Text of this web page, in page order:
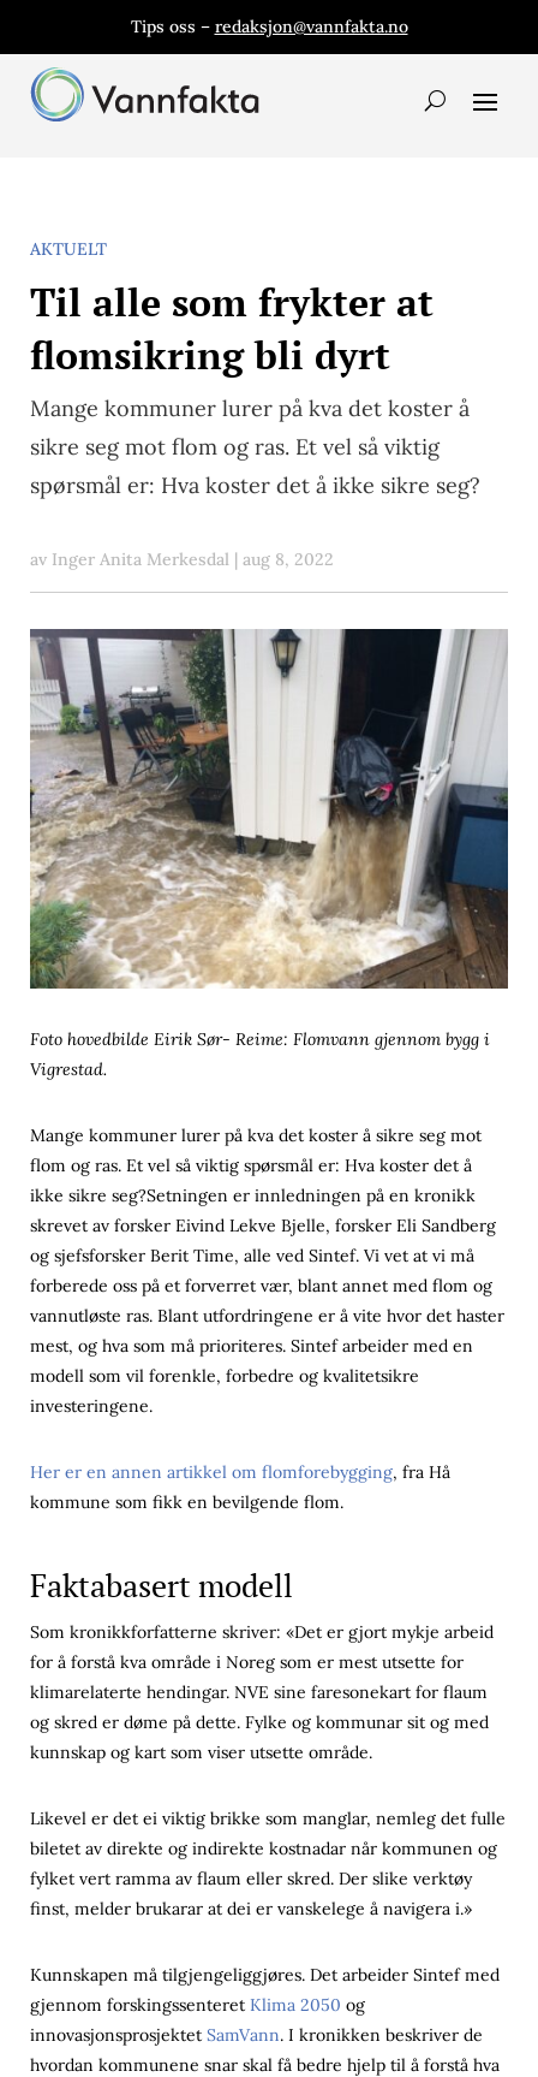
Tips oss – redaksjon@vannfakta.no
AKTUELT
Til alle som frykter at
flomsikring bli dyrt
Mange kommuner lurer på kva det koster å
sikre seg mot flom og ras. Et vel så viktig
spørsmål er: Hva koster det å ikke sikre seg?
av Inger Anita Merkesdal | aug 8, 2022
Foto hovedbilde Eirik Sør- Reime: Flomvann gjennom bygg i
Vigrestad.
Mange kommuner lurer på kva det koster å sikre seg mot
flom og ras. Et vel så viktig spørsmål er: Hva koster det å
ikke sikre seg?Setningen er innledningen på en kronikk
skrevet av forsker Eivind Lekve Bjelle, forsker Eli Sandberg
og sjefsforsker Berit Time, alle ved Sintef. Vi vet at vi må
forberede oss på et forverret vær, blant annet med flom og
vannutløste ras. Blant utfordringene er å vite hvor det haster
mest, og hva som må prioriteres. Sintef arbeider med en
modell som vil forenkle, forbedre og kvalitetsikre
investeringene.
Her er en annen artikkel om flomforebygging, fra Hå
kommune som fikk en bevilgende flom.
Faktabasert modell
Som kronikkforfatterne skriver: «Det er gjort mykje arbeid
for å forstå kva område i Noreg som er mest utsette for
klimarelaterte hendingar. NVE sine faresonekart for flaum
og skred er døme på dette. Fylke og kommunar sit og med
kunnskap og kart som viser utsette område.
Likevel er det ei viktig brikke som manglar, nemleg det fulle
biletet av direkte og indirekte kostnadar når kommunen og
fylket vert ramma av flaum eller skred. Der slike verktøy
finst, melder brukarar at dei er vanskelege å navigera i.»
Kunnskapen må tilgjengeliggjøres. Det arbeider Sintef med
gjennom forskingssenteret Klima 2050 og
innovasjonsprosjektet SamVann. I kronikken beskriver de
hvordan kommunene snar skal få bedre hjelp til å forstå hva